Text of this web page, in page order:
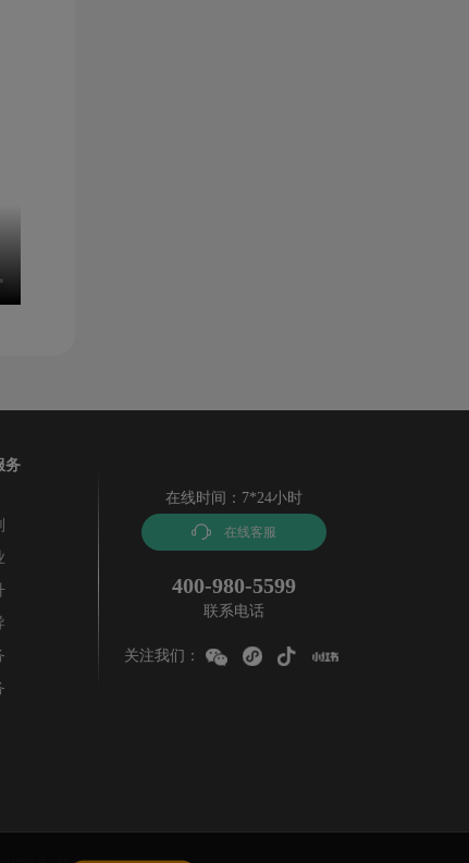
务
在线时间：7*24小时
在线客服
400-980-5599
联系电话
关注我们：